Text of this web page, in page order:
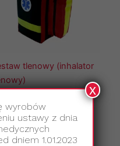
tlenowy (inhalator
Wodni
wyrobów
ustawy z dnia
dniem 1.01.2023
x